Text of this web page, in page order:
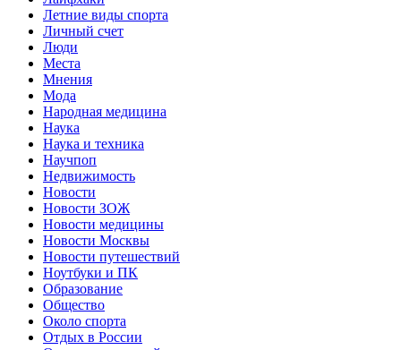
Летние виды спорта
Личный счет
Люди
Места
Мнения
Мода
Народная медицина
Наука
Наука и техника
Научпоп
Недвижимость
Новости
Новости ЗОЖ
Новости медицины
Новости Москвы
Новости путешествий
Ноутбуки и ПК
Образование
Общество
Около спорта
Отдых в России